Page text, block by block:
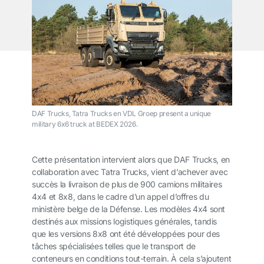
DAF Trucks, Tatra Trucks en VDL Groep present a unique
military 6x6 truck at BEDEX 2026.
Cette présentation intervient alors que DAF Trucks, en
collaboration avec Tatra Trucks, vient d’achever avec
succès la livraison de plus de 900 camions militaires
4x4 et 8x8, dans le cadre d’un appel d’offres du
ministère belge de la Défense. Les modèles 4x4 sont
destinés aux missions logistiques générales, tandis
que les versions 8x8 ont été développées pour des
tâches spécialisées telles que le transport de
conteneurs en conditions tout-terrain. À cela s’ajoutent